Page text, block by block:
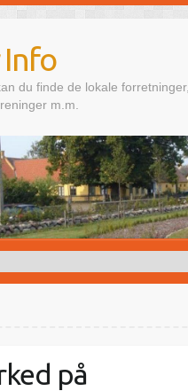
du finde de lokale forretninger,
m.m.
på